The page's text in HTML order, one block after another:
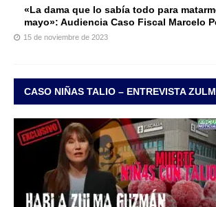
«La dama que lo sabía todo para
mayo»: Audiencia Caso Fiscal Marcelo
15 de noviembre de 2023
CASO NIÑAS TALIO – ENTREVISTA